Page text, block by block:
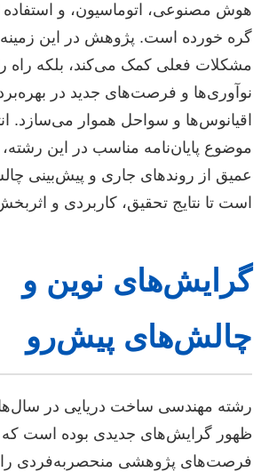
هوش مصنوعی، اتوماسیون، و استفاده
گره خورده است. پژوهش در این زمینه
مشکلات فعلی کمک می‌کند، بلکه راه
نوآوری‌ها و فرصت‌های جدید در
اقیانوس‌ها و سواحل هموار می‌سازد.
موضوع پایان‌نامه مناسب در این رشته،
عمیق از روندهای جاری و پیش‌بینی
است تا نتایج تحقیق، کاربردی و
گرایش‌های نوین و
چالش‌های پیش‌رو
رشته مهندسی ساخت دریایی در
ظهور گرایش‌های جدیدی بوده است
فرصت‌های پژوهشی منحصربه‌فردی را